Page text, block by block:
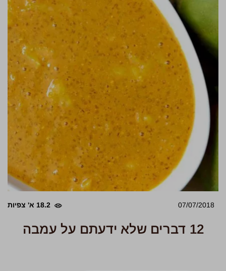
07/07/2018 18.2 א' צפיות
12 דברים שלא ידעתם על עמבה